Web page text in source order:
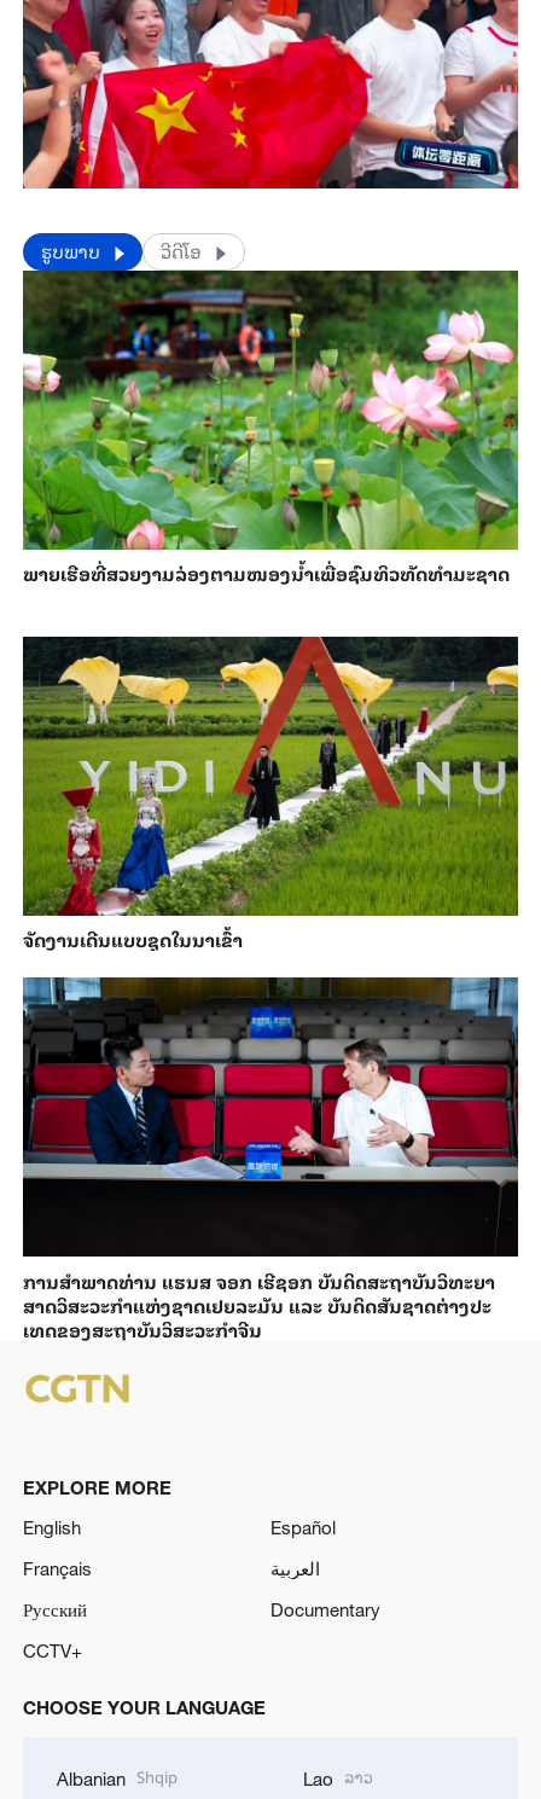
​​ຮູບພາບ ວີດີໂອ
ພາຍ​ເຮືອທີ່​ສວຍ​ງາມ​ລ່ອງ​ຕາມ​​ໜອງນ້ຳ​​ເພື່ອ​ຊົມ​ທິວ​ທັດ​ທຳ​ມະ​ຊາດ
ຈັດງານເດີນແບບຊຸດໃນນາເຂົ້າ
ການ​ສຳ​ພາດ​ທ່ານ ແຮນ​ສ ຈອກ ເຮີ​ຊອກ ​ບັນ​ດິດ​ສະ​ຖາ​ບັນວິ​ທະ​ຍາ​
ສາດວິ​ສະ​ວະ​ກຳ​ແຫ່ງ​ຊາດ​ເຢຍ​ລະ​ມັນ ແລະ ບັນ​ດິດ​ສັນ​ຊາດ​ຕ່າງ​ປະ​
ເທດ​ຂອງສະ​ຖາ​ບັນ​ວິ​ສະ​ວະ​ກຳ​ຈີນ
EXPLORE MORE
English
Español
Français
العربية
Русский
Documentary
CCTV+
CHOOSE YOUR LANGUAGE
Albanian Shqip Lao ລາວ